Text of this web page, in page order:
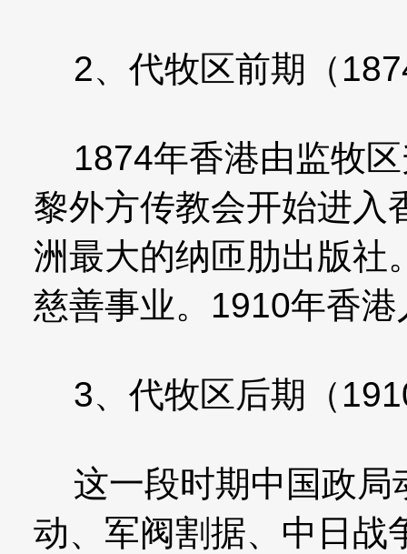
2、代牧区前期（
1874年香港由监牧区
黎外方传教会开始进入
洲最大的纳匝肋出版社
慈善事业。1910年香
3、代牧区后期（
这一段时期中国政局
动、军阀割据、中日战